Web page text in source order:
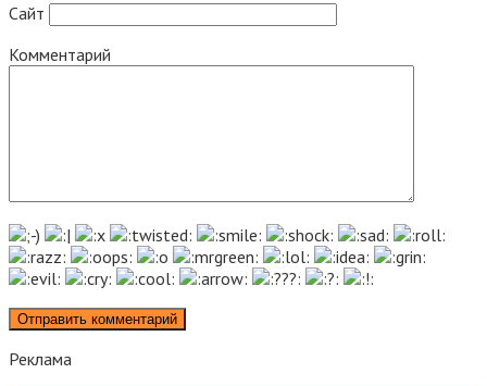
Сайт
Комментарий
Реклама